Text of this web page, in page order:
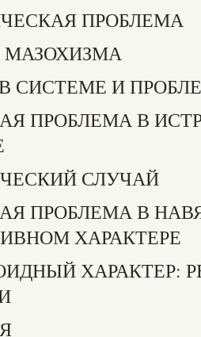
ПРОБЛЕМА
В СИСТЕМЕ И
ПРОБЛЕМА В
СЛУЧАЙ
ПРОБЛЕМА В
ХАРАКТЕРЕ
ХАРАКТЕР: